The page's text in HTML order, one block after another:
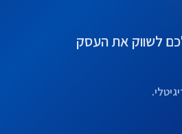
לכם לשווק את העסק